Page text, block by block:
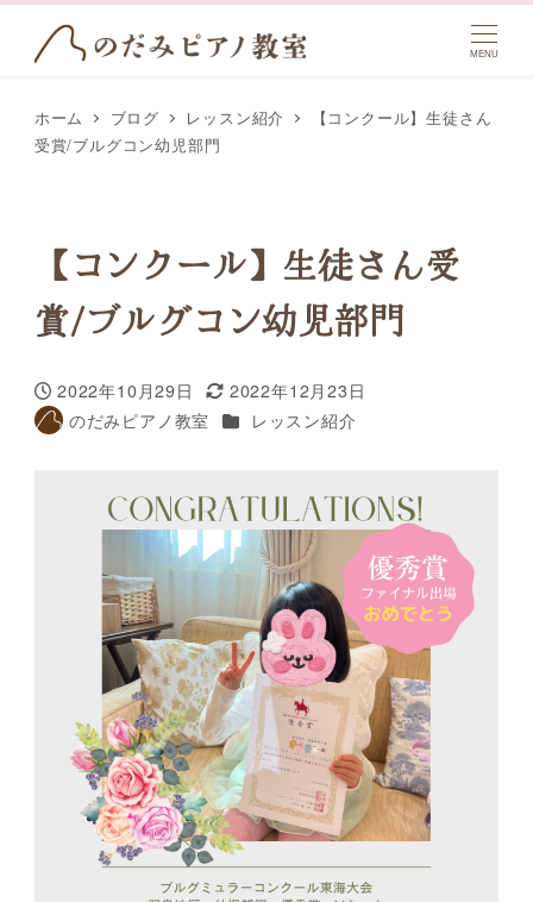
MENU
ホーム ブログ レッスン紹介
【コンクール】生徒さん
受賞/ブルグコン幼児部門
【コンクール】生徒さん受
賞/ブルグコン幼児部門
投稿日
2022年10月29日
更新日
2022年12月23日
著
のだみピアノ教室 カテゴリー
レッスン紹介